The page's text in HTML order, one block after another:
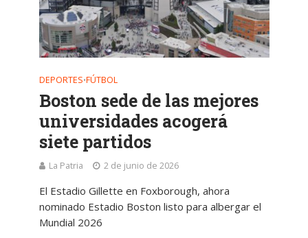
DEPORTES•FÚTBOL
Boston sede de las mejores
universidades acogerá
siete partidos
La Patria 2 de junio de 2026
El Estadio Gillette en Foxborough, ahora
nominado Estadio Boston listo para albergar el
Mundial 2026